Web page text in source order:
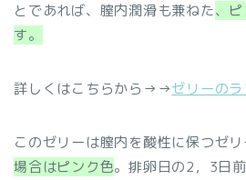
とであれば、膣内潤滑も兼ねた、
す。
詳しくはこちらから→→ゼリーの
このゼリーは膣内を酸性に保つゼリ
場合はピンク色。排卵日の2，3日